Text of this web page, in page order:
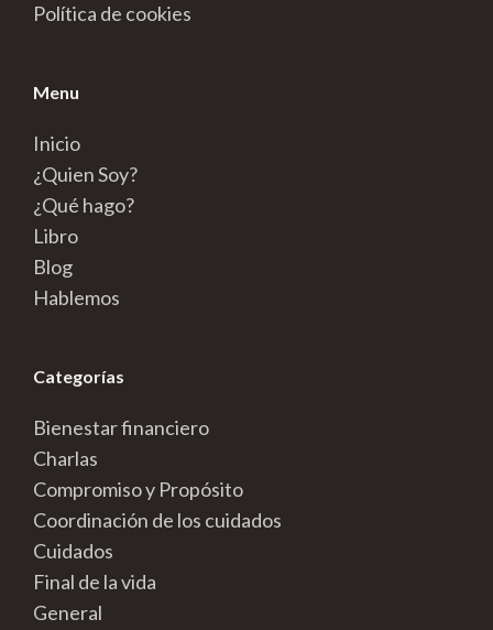
Política de cookies
Menu
Inicio
¿Quien Soy?
¿Qué hago?
Libro
Blog
Hablemos
Categorías
Bienestar financiero
Charlas
Compromiso y Propósito
Coordinación de los cuidados
Cuidados
Final de la vida
General